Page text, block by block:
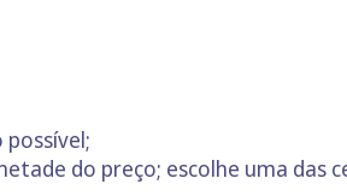
do preço; escolhe uma das